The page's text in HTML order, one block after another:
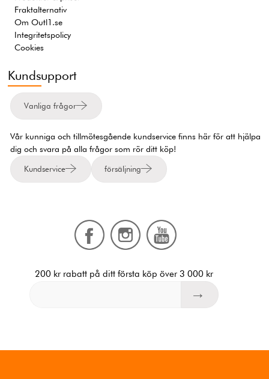
Fraktalternativ
Om Outl1.se
Integritetspolicy
Cookies
Kundsupport
Vanliga frågor
Vår kunniga och tillmötesgående kundservice finns här för att hjälpa
dig och svara på alla frågor som rör ditt köp!
Kundservice försäljning
200 kr rabatt på ditt första köp över 3 000 kr